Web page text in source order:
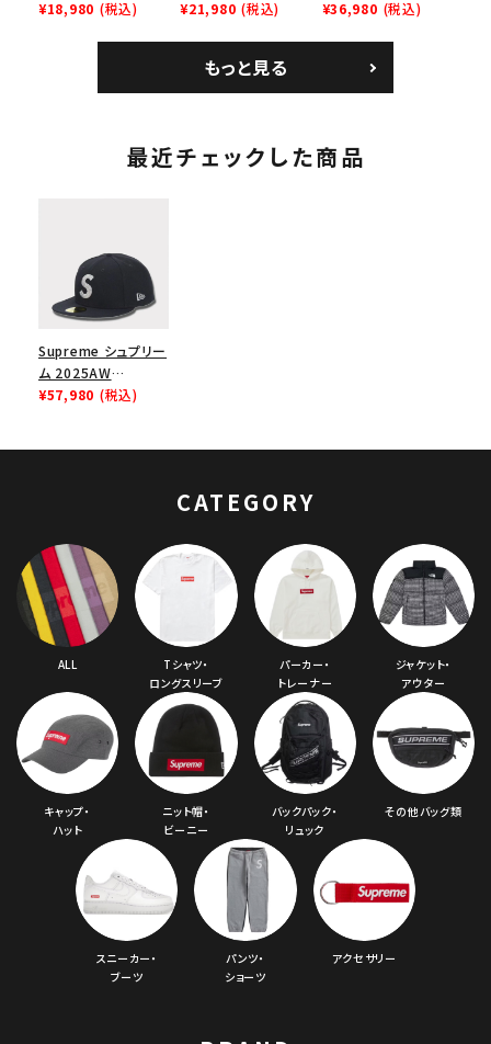
Homerun Tee ホー
¥18,980 (税込)
Bag + Mini Pouch
¥21,980 (税込)
Leather Shoulder
¥36,980 (税込)
もっと見る
最近チェックした商品
Supreme シュプリー
ム 2025AW
Swarovski S Logo
¥57,980 (税込)
CATEGORY
ALL
Tシャツ・
ロングスリーブ
パーカー・
トレーナー
ジャケット・
アウター
キャップ・
ハット
ニット帽・
ビーニー
バックパック・
リュック
その他バッグ類
スニーカー・
ブーツ
パンツ・
ショーツ
アクセサリー